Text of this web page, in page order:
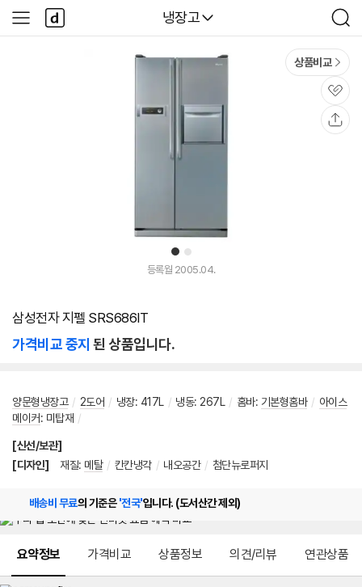
다나와
냉장고
검
색
사
이
다
나
와
1 2
상품비교
관
심
등록월 2005.04.
삼성전자 지펠 SRS686IT
가격비교 중지 된 상품입니다.
양문형냉장고 / 2도어 / 냉장: 417L / 냉동: 267L / 홈바: 기본형홈바 / 아이스
메이커: 미탑재 /
[신선/보관]
[디자인]
재질: 메탈 / 칸칸냉각 / 내오공간 / 첨단뉴로퍼지
배송비 무료의 기준은'전국'입니다. (도서산간 제외)
요약정보 가격비교 상품정보 의견/리뷰 연관상품